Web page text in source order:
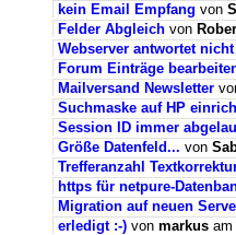
kein Email Empfang von
Felder Abgleich von
Webserver antwortet nicht
Forum Einträge
Mailversand Newsletter
Suchmaske auf HP
Session ID immer
Größe Datenfeld... von
Trefferanzahl
https für netpure-
Migration auf neuen
erledigt :-) von markus am